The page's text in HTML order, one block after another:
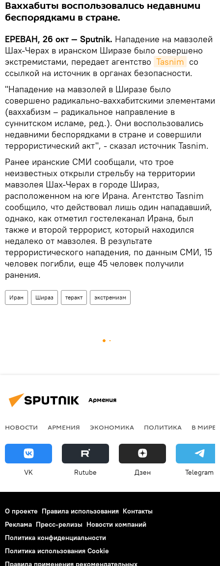
Ваххабиты воспользовались недавними
беспорядками в стране.
ЕРЕВАН, 26 окт — Sputnik. Нападение на мавзолей
Шах-Черах в иранском Ширазе было совершено
экстремистами, передает агентство Tasnim со
ссылкой на источник в органах безопасности.
"Нападение на мавзолей в Ширазе было
совершено радикально-ваххабитскими элементами
(ваххабизм – радикальное направление в
суннитском исламе, ред.). Они воспользовались
недавними беспорядками в стране и совершили
террористический акт", - сказал источник Tasnim.
Ранее иранские СМИ сообщали, что трое
неизвестных открыли стрельбу на территории
мавзолея Шах-Черах в городе Шираз,
расположенном на юге Ирана. Агентство Tasnim
сообщило, что действовал лишь один нападавший,
однако, как отметил гостелеканал Ирана, был
также и второй террорист, который находился
недалеко от мавзолея. В результате
террористического нападения, по данным СМИ, 15
человек погибли, еще 45 человек получили
ранения.
Иран Шираз теракт экстремизм
Армения
НОВОСТИ АРМЕНИЯ ЭКОНОМИКА ПОЛИТИКА В МИРЕ
VK Rutube Дзен Telegram
О проекте Правила использования Контакты
Реклама Пресс-релизы Новости компаний
Политика конфиденциальности
Политика использования Cookie
Правила применения рекомендательных